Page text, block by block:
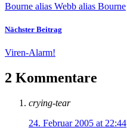
Bourne alias Webb alias Bourne
Nächster Beitrag
Viren-Alarm!
2 Kommentare
crying-tear
24. Februar 2005 at 22:44